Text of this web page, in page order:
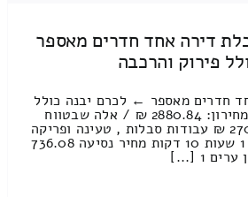
דירה אחד חדרים מאספר
פירוק והרכבה
חדרים מאספר ← לכרם יבנה כולל
פירוק והרכבה מחיר מחירון: 2880.84 ₪ / אלה שבטווח
המחירים 3600 – 2700 ₪ עבודות סבלות , טעינה ופריקה
: 1282.85 ₪ / זמן : 1 שעות 10 דקות מחיר נסיעה 736.08
1 [...]